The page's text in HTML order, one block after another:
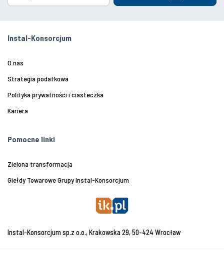
Instal-Konsorcjum
O nas
Strategia podatkowa
Polityka prywatności i ciasteczka
Kariera
Pomocne linki
Zielona transformacja
Giełdy Towarowe Grupy Instal-Konsorcjum
Instal-Konsorcjum sp.z o.o., Krakowska 29, 50-424 Wrocław